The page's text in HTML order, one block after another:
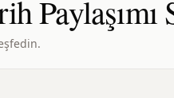
Paylaşımı